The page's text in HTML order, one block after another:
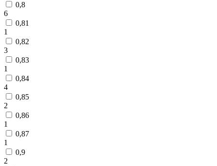
0,8
6
0,81
1
0,82
3
0,83
1
0,84
4
0,85
2
0,86
1
0,87
1
0,9
2